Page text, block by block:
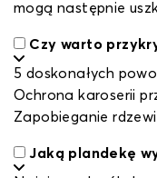
mogą następnie
Czy warto
5 doskonałych
Ochrona karoserii
Zapobieganie
Jaką plandekę